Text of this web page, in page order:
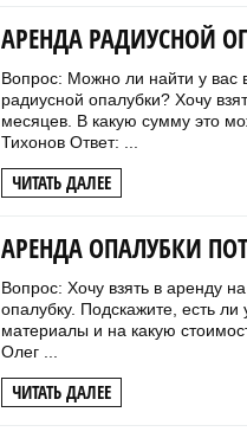
АРЕНДА РАДИУСНОЙ
Вопрос: Можно ли найти у вас
радиусной опалубки? Хочу
месяцев. В какую сумму это
Тихонов Ответ: ...
ЧИТАТЬ ДАЛЕЕ
АРЕНДА ОПАЛУБКИ
Вопрос: Хочу взять в аренду
опалубку. Подскажите, есть
материалы и на какую
Олег ...
ЧИТАТЬ ДАЛЕЕ